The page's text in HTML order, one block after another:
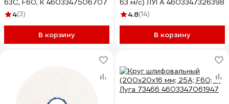
63С, F60, K 4603347506707
4(3)
В корзину
63 м/с) ЛУГА 4603347326398
4.8(14)
В корзину